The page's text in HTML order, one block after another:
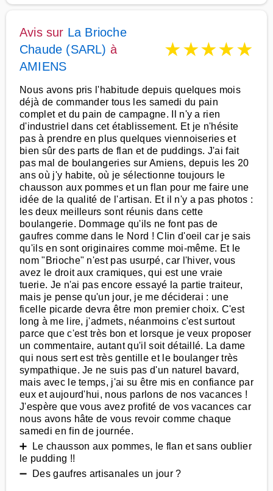
Avis sur La Brioche
Chaude (SARL) à
AMIENS
★★★★★
Nous avons pris l'habitude depuis quelques mois
déjà de commander tous les samedi du pain
complet et du pain de campagne. Il n'y a rien
d'industriel dans cet établissement. Et je n'hésite
pas à prendre en plus quelques viennoiseries et
bien sûr des parts de flan et de puddings. J'ai fait
pas mal de boulangeries sur Amiens, depuis les 20
ans où j'y habite, où je sélectionne toujours le
chausson aux pommes et un flan pour me faire une
idée de la qualité de l'artisan. Et il n'y a pas photos :
les deux meilleurs sont réunis dans cette
boulangerie. Dommage qu'ils ne font pas de
gaufres comme dans le Nord ! Clin d'oeil car je sais
qu'ils en sont originaires comme moi-même. Et le
nom "Brioche" n'est pas usurpé, car l'hiver, vous
avez le droit aux cramiques, qui est une vraie
tuerie. Je n'ai pas encore essayé la partie traiteur,
mais je pense qu'un jour, je me déciderai : une
ficelle picarde devra être mon premier choix. C'est
long à me lire, j'admets, néanmoins c'est surtout
parce que c'est très bon et lorsque je veux proposer
un commentaire, autant qu'il soit détaillé. La dame
qui nous sert est très gentille et le boulanger très
sympathique. Je ne suis pas d'un naturel bavard,
mais avec le temps, j'ai su être mis en confiance par
eux et aujourd'hui, nous parlons de nos vacances !
J'espère que vous avez profité de vos vacances car
nous avons hâte de vous revoir comme chaque
samedi en fin de journée.
➕ Le chausson aux pommes, le flan et sans oublier
le pudding !!
➖ Des gaufres artisanales un jour ?